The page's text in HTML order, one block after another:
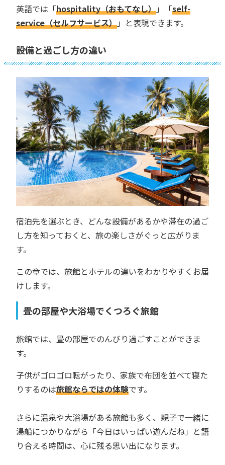
英語では「hospitality（おもてなし）」「self-
service（セルフサービス）」と表現できます。
設備と過ごし方の違い
宿泊先を選ぶとき、どんな設備があるかや滞在の過ご
し方を知っておくと、旅の楽しさがぐっと広がりま
す。
この章では、旅館とホテルの違いをわかりやすくお届
けします。
畳の部屋や大浴場でくつろぐ旅館
旅館では、畳の部屋でのんびり過ごすことができま
す。
子供がゴロゴロ転がったり、家族で布団を並べて寝た
りするのは旅館ならではの体験です。
さらに温泉や大浴場がある旅館も多く、親子で一緒に
湯船につかりながら「今日はいっぱい遊んだね」と語
り合える時間は、心に残る思い出になります。